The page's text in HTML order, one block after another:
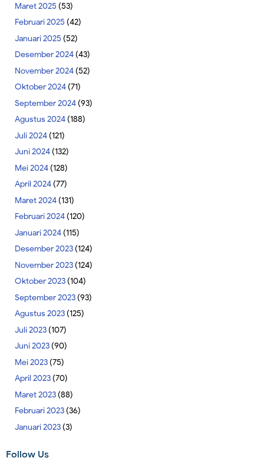
Maret 2025 (53)
Februari 2025 (42)
Januari 2025 (52)
Desember 2024(43)
November 2024(52)
Oktober 2024(71)
September 2024(93)
Agustus 2024(188)
Juli 2024(121)
Juni 2024(132)
Mei 2024(128)
April 2024(77)
Maret 2024(131)
Februari 2024(120)
Januari 2024(115)
Desember 2023(124)
November 2023(124)
Oktober 2023(104)
September 2023(93)
Agustus 2023(125)
Juli 2023(107)
Juni 2023(90)
Mei 2023(75)
April 2023(70)
Maret 2023(88)
Februari 2023(36)
Januari 2023(3)
Follow Us